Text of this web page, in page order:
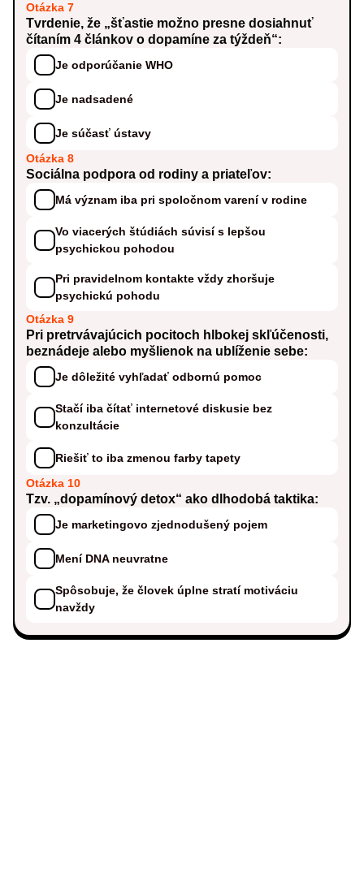
Otázka 7
Tvrdenie, že „šťastie možno presne dosiahnuť
čítaním 4 článkov o dopamíne za týždeň“:
Je odporúčanie WHO
Je nadsadené
Je súčasť ústavy
Otázka 8
Sociálna podpora od rodiny a priateľov:
Má význam iba pri spoločnom varení v rodine
Vo viacerých štúdiách súvisí s lepšou
psychickou pohodou
Pri pravidelnom kontakte vždy zhoršuje
psychickú pohodu
Otázka 9
Pri pretrvávajúcich pocitoch hlbokej skľúčenosti,
beznádeje alebo myšlienok na ublíženie sebe:
Je dôležité vyhľadať odbornú pomoc
Stačí iba čítať internetové diskusie bez
konzultácie
Riešiť to iba zmenou farby tapety
Otázka 10
Tzv. „dopamínový detox“ ako dlhodobá taktika:
Je marketingovo zjednodušený pojem
Mení DNA neuvratne
Spôsobuje, že človek úplne stratí motiváciu
navždy